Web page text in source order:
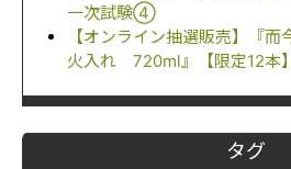
一次試験④
【オンライン抽選販売】
火入れ 720ml』【限定12本】
タグ